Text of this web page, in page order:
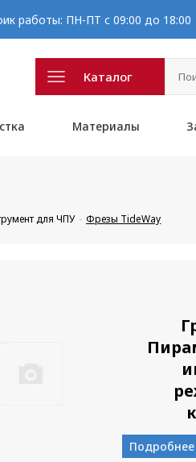
работы: ПН-ПТ с 09:00 до 18:00
Каталог
Материалы
для ЧПУ Фрезы TideWay
Подробнее